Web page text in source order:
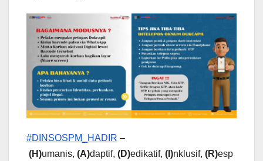
#DINSOSPM_HADIR –
(H)umanis, (A)daptif, (D)edikatif, (I)nklusif, (R)esp